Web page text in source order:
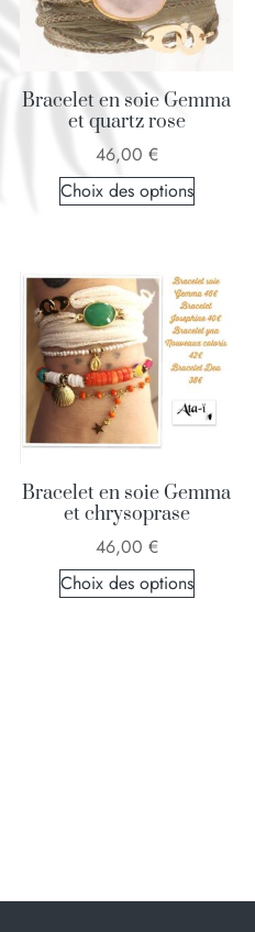
Bracelet en soie Gemma
et quartz rose
46,00 €
Choix des options
Bracelet en soie Gemma
et chrysoprase
46,00 €
Choix des options